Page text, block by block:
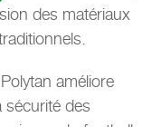
des matériaux
améliore
sécurité des